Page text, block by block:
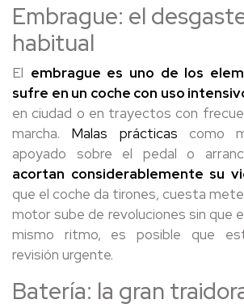
Embrague: el
habitual
El embrague es uno de los
sufre en un coche con uso
en ciudad o en trayectos con
marcha. Malas prácticas como
apoyado sobre el pedal o
acortan considerablemente su
que el coche da tirones, cuesta
motor sube de revoluciones sin que
mismo ritmo, es posible que
revisión urgente.
Batería: la gran